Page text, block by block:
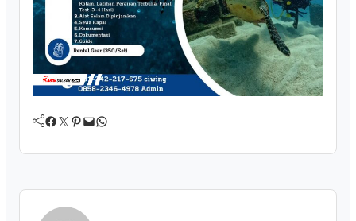
Facebook Twitter Pinterest Mail WhatsApp